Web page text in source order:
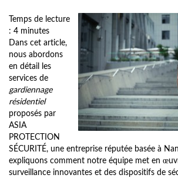
Temps de lecture
: 4 minutes
Dans cet article,
nous abordons
en détail les
services de
gardiennage
résidentiel
proposés par
ASIA
PROTECTION
SÉCURITÉ, une entreprise réputée basée à
expliquons comment notre équipe met en
surveillance innovantes et des dispositifs de